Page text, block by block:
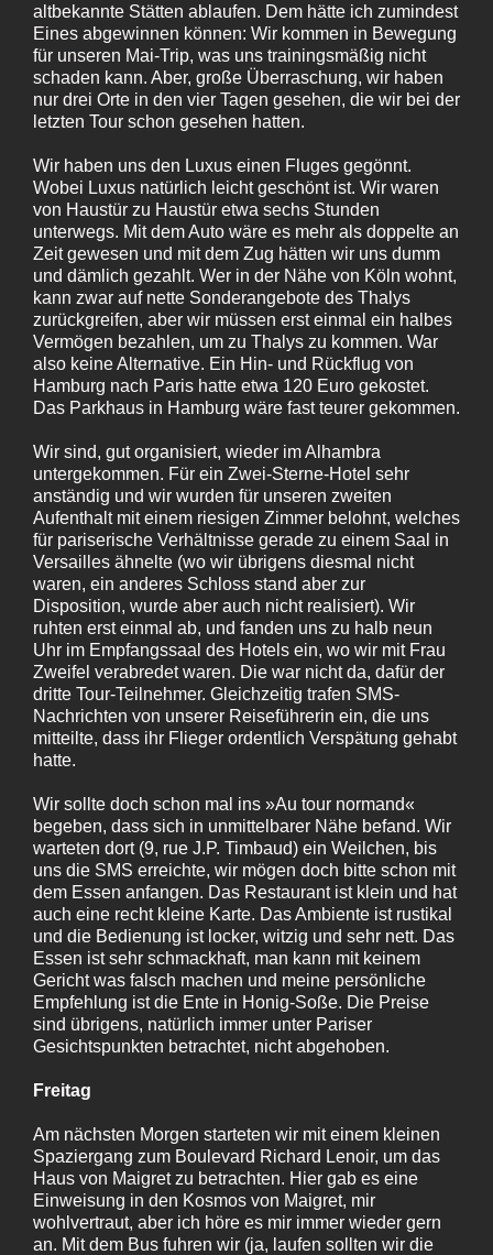
altbekannte Stätten ablaufen. Dem hätte ich zumindest
Eines abgewinnen können: Wir kommen in Bewegung
für unseren Mai-Trip, was uns trainingsmäßig nicht
schaden kann. Aber, große Überraschung, wir haben
nur drei Orte in den vier Tagen gesehen, die wir bei der
letzten Tour schon gesehen hatten.
Wir haben uns den Luxus einen Fluges gegönnt.
Wobei Luxus natürlich leicht geschönt ist. Wir waren
von Haustür zu Haustür etwa sechs Stunden
unterwegs. Mit dem Auto wäre es mehr als doppelte an
Zeit gewesen und mit dem Zug hätten wir uns dumm
und dämlich gezahlt. Wer in der Nähe von Köln wohnt,
kann zwar auf nette Sonderangebote des Thalys
zurückgreifen, aber wir müssen erst einmal ein halbes
Vermögen bezahlen, um zu Thalys zu kommen. War
also keine Alternative. Ein Hin- und Rückflug von
Hamburg nach Paris hatte etwa 120 Euro gekostet.
Das Parkhaus in Hamburg wäre fast teurer gekommen.
Wir sind, gut organisiert, wieder im Alhambra
untergekommen. Für ein Zwei-Sterne-Hotel sehr
anständig und wir wurden für unseren zweiten
Aufenthalt mit einem riesigen Zimmer belohnt, welches
für pariserische Verhältnisse gerade zu einem Saal in
Versailles ähnelte (wo wir übrigens diesmal nicht
waren, ein anderes Schloss stand aber zur
Disposition, wurde aber auch nicht realisiert). Wir
ruhten erst einmal ab, und fanden uns zu halb neun
Uhr im Empfangssaal des Hotels ein, wo wir mit Frau
Zweifel verabredet waren. Die war nicht da, dafür der
dritte Tour-Teilnehmer. Gleichzeitig trafen SMS-
Nachrichten von unserer Reiseführerin ein, die uns
mitteilte, dass ihr Flieger ordentlich Verspätung gehabt
hatte.
Wir sollte doch schon mal ins »Au tour normand«
begeben, dass sich in unmittelbarer Nähe befand. Wir
warteten dort (9, rue J.P. Timbaud) ein Weilchen, bis
uns die SMS erreichte, wir mögen doch bitte schon mit
dem Essen anfangen. Das Restaurant ist klein und hat
auch eine recht kleine Karte. Das Ambiente ist rustikal
und die Bedienung ist locker, witzig und sehr nett. Das
Essen ist sehr schmackhaft, man kann mit keinem
Gericht was falsch machen und meine persönliche
Empfehlung ist die Ente in Honig-Soße. Die Preise
sind übrigens, natürlich immer unter Pariser
Gesichtspunkten betrachtet, nicht abgehoben.
Freitag
Am nächsten Morgen starteten wir mit einem kleinen
Spaziergang zum Boulevard Richard Lenoir, um das
Haus von Maigret zu betrachten. Hier gab es eine
Einweisung in den Kosmos von Maigret, mir
wohlvertraut, aber ich höre es mir immer wieder gern
an. Mit dem Bus fuhren wir (ja, laufen sollten wir die